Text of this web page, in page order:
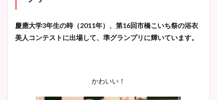
慶應大学3年生の時（2011年）、第16回市橋こいち祭の浴衣
美人コンテストに出場して、準グランプリに輝いています。
かわいい！